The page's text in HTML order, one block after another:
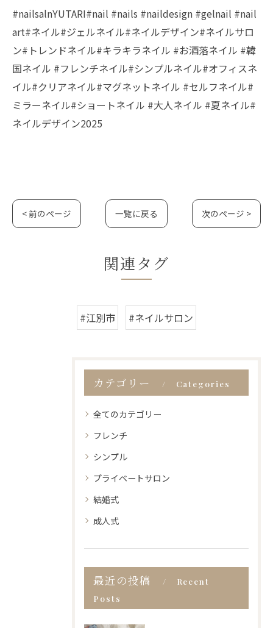
#nailsalnYUTARI#nail #nails #naildesign #gelnail #nail
art#ネイル#ジェルネイル#ネイルデザイン#ネイルサロ
ン#トレンドネイル#キラキラネイル #お酒落ネイル #韓
国ネイル #フレンチネイル#シンプルネイル#オフィスネ
イル#クリアネイル#マグネットネイル #セルフネイル#
ミラーネイル#ショートネイル #大人ネイル #夏ネイル#
ネイルデザイン2025
< 前のページ 一覧に戻る 次のページ >
関連タグ
#江別市 #ネイルサロン
カテゴリー Categories
全てのカテゴリー
フレンチ
シンプル
プライベートサロン
結婚式
成人式
最近の投稿
Recent
Posts